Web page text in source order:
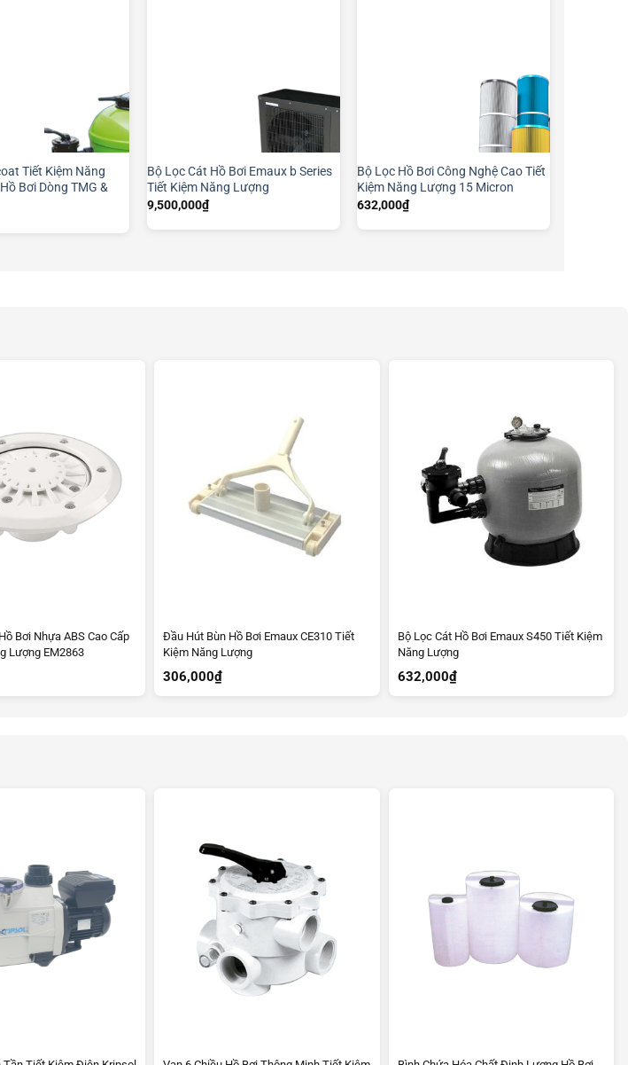
Tiết Kiệm Năng
Bơi Dòng TMG &
Bộ Lọc Cát Hồ Bơi Emaux b Series
Tiết Kiệm Năng Lượng
9,500,000₫
Bộ Lọc Hồ Bơi Công Nghệ Cao Tiết
Kiệm Năng Lượng 15 Micron
632,000₫
Bơi Nhựa ABS Cao Cấp
Lượng EM2863
Đầu Hút Bùn Hồ Bơi Emaux CE310 Tiết
Kiệm Năng Lượng
306,000₫
Bộ Lọc Cát Hồ Bơi Emaux S450 Tiết Kiệm
Năng Lượng
632,000₫